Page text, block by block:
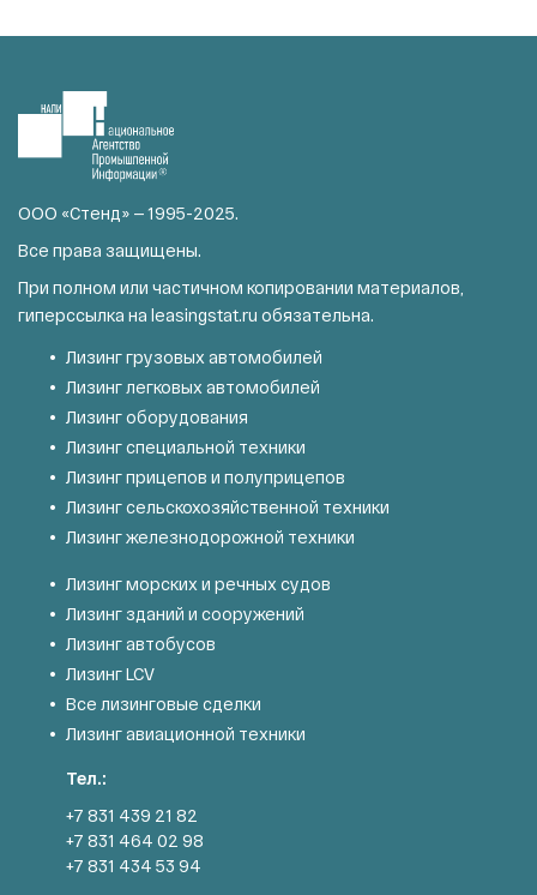
ООО «Стенд» — 1995-2025.
Все права защищены.
При полном или частичном копировании материалов,
гиперссылка на leasingstat.ru обязательна.
Лизинг грузовых автомобилей
Лизинг легковых автомобилей
Лизинг оборудования
Лизинг специальной техники
Лизинг прицепов и полуприцепов
Лизинг сельскохозяйственной техники
Лизинг железнодорожной техники
Лизинг морских и речных судов
Лизинг зданий и сооружений
Лизинг автобусов
Лизинг LCV
Все лизинговые сделки
Лизинг авиационной техники
Тел.:
+7 831 439 21 82
+7 831 464 02 98
+7 831 434 53 94